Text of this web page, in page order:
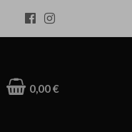
0,00 €